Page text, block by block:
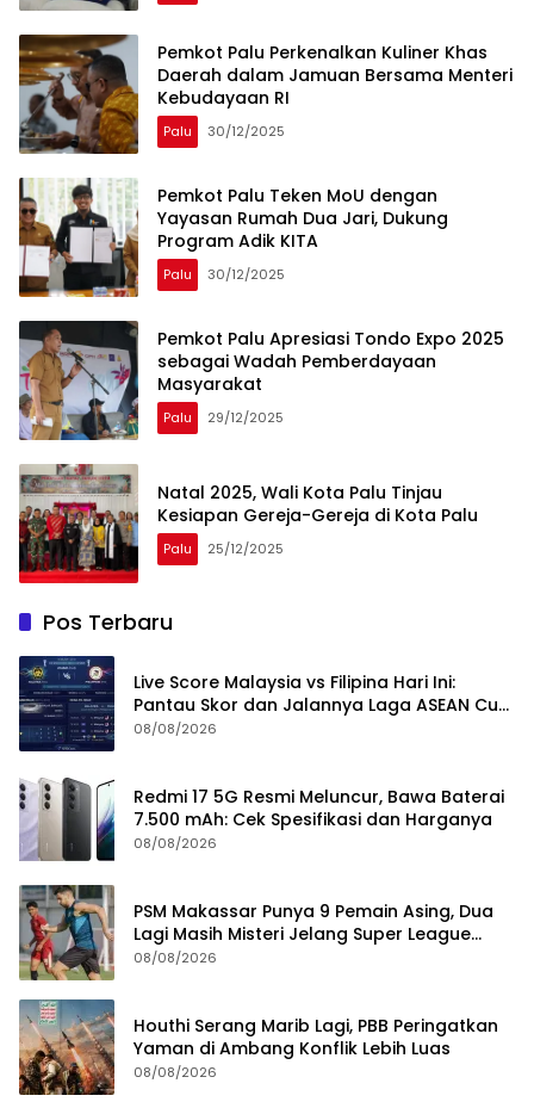
Pemkot Palu Perkenalkan Kuliner Khas
Daerah dalam Jamuan Bersama Menteri
Kebudayaan RI
Palu 30/12/2025
Pemkot Palu Teken MoU dengan
Yayasan Rumah Dua Jari, Dukung
Program Adik KITA
Palu 30/12/2025
Pemkot Palu Apresiasi Tondo Expo 2025
sebagai Wadah Pemberdayaan
Masyarakat
Palu 29/12/2025
Natal 2025, Wali Kota Palu Tinjau
Kesiapan Gereja-Gereja di Kota Palu
Palu 25/12/2025
Pos Terbaru
Live Score Malaysia vs Filipina Hari Ini:
Pantau Skor dan Jalannya Laga ASEAN Cup
2026
08/08/2026
Redmi 17 5G Resmi Meluncur, Bawa Baterai
7.500 mAh: Cek Spesifikasi dan Harganya
08/08/2026
PSM Makassar Punya 9 Pemain Asing, Dua
Lagi Masih Misteri Jelang Super League
2026/2027
08/08/2026
Houthi Serang Marib Lagi, PBB Peringatkan
Yaman di Ambang Konflik Lebih Luas
08/08/2026